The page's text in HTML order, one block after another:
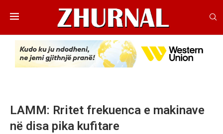
LAMM: Rritet frekuenca e makinave
në disa pika kufitare